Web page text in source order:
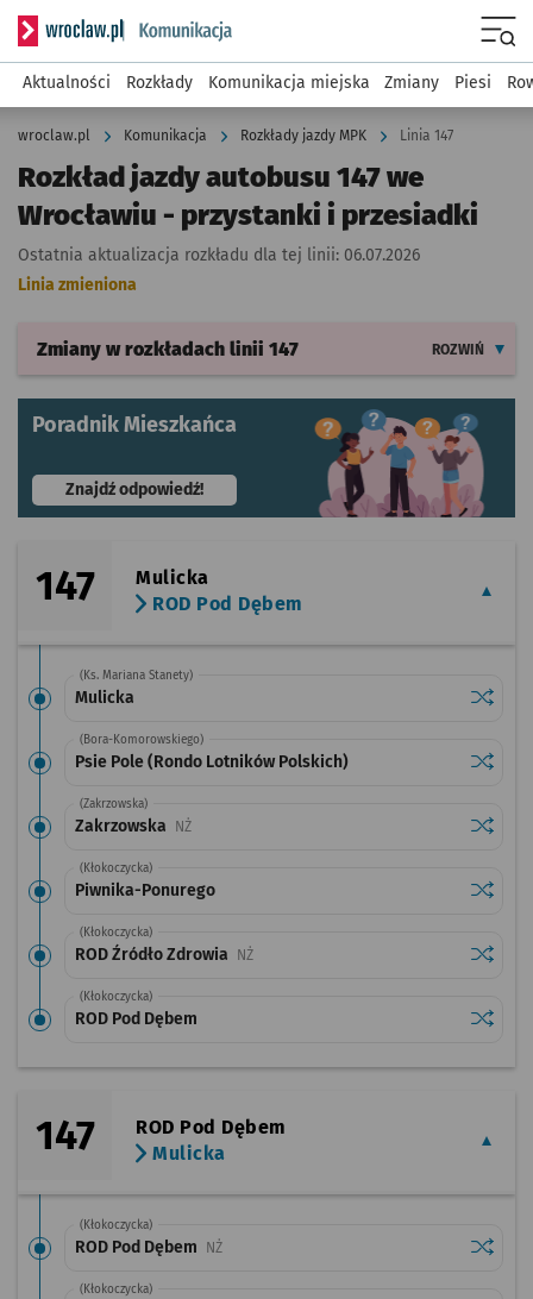
Serwis informacyjny wroclaw.pl podserwis: Komunikacja
Aktualności Rozkłady Komunikacja miejska Zmiany Piesi
wroclaw.pl Komunikacja Rozkłady jazdy MPK Linia 147
Rozkład jazdy autobusu 147 we
Wrocławiu - przystanki i przesiadki
Ostatnia aktualizacja rozkładu dla tej linii: 06.07.2026
Linia zmieniona
Zmiany w rozkładach linii 147 ROZWIŃ
Poradnik Mieszkańca
Znajdź odpowiedź!- otworzy się w nowej karcie
147
Mulicka
ROD Pod Dębem
(Ks. Mariana Stanety)
Mulicka
(Bora-Komorowskiego)
Psie Pole (Rondo Lotników Polskich)
(Zakrzowska)
Zakrzowska NŻPrzystanek na życzenie
(Kłokoczycka)
Piwnika-Ponurego
(Kłokoczycka)
ROD Źródło Zdrowia NŻPrzystanek na życzenie
(Kłokoczycka)
ROD Pod Dębem
147
ROD Pod Dębem
Mulicka
(Kłokoczycka)
ROD Pod Dębem NŻPrzystanek na życzenie
(Kłokoczycka)